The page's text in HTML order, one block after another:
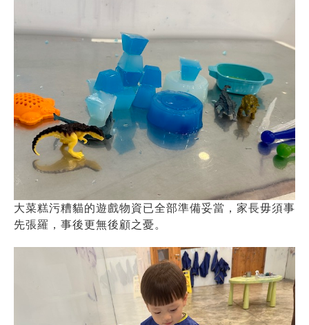
大菜糕污糟貓的遊戲物資已全部準備妥當，家長毋須事
先張羅，事後更無後顧之憂。